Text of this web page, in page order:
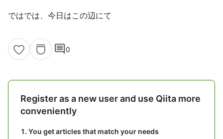
ではでは、今日はこの辺にて
comment0
Register as a new user and use Qiita more
conveniently
You get articles that match your needs